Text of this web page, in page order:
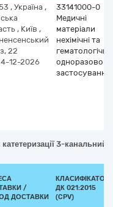
, Україна ,
, Київ ,
22
12-2026
33141000-0
Медичні
матеріали
нехімічні та
гематологічні
одноразового
застосування
катетеризації 3-
/
ДОСТАВКИ
КЛАСИФІКАТОР
ДК 021:2015
(CPV)